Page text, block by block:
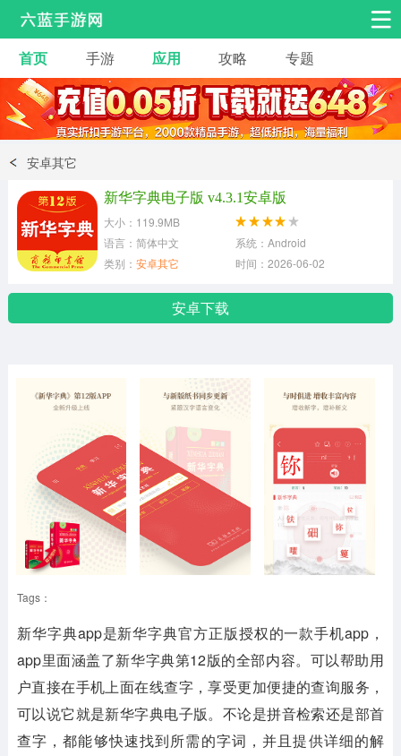
安卓手游 手游工具
热门手游 角色扮演 益智休闲
动作射击
冒险解谜 经营养成
体育竞技
首页 手游 应用 攻略 专题
安卓其它
新华字典电子版 v4.3.1安卓版
大小：119.9MB
语言：简体中文
系统：Android
类别： 安卓其它 时间：2026-06-02
安卓下载
Tags：
新华字典app是新华字典官方正版授权的一款手机app，
app里面涵盖了新华字典第12版的全部内容。可以帮助用
户直接在手机上面在线查字，享受更加便捷的查询服务，
可以说它就是新华字典电子版。不论是拼音检索还是部首
查字，都能够快速找到所需的字词，并且提供详细的解